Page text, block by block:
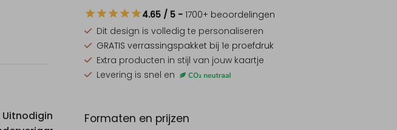
Uitnodiging
Uitnodiging jubileum
4.65 / 5 - 1700+ beoordelingen
Dit design is volledig te personaliseren
GRATIS verrassingspakket bij 1e proefdruk
Extra producten in stijl van jouw kaartje
Levering is snel en
Formaten en prijzen